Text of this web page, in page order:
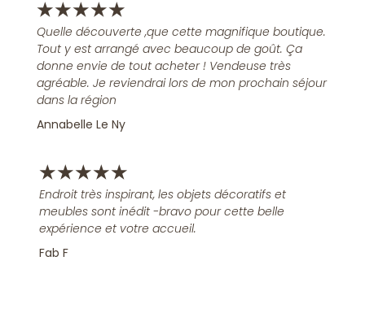
★★★★★
Quelle découverte ,que cette magnifique boutique.
Tout y est arrangé avec beaucoup de goût. Ça
donne envie de tout acheter ! Vendeuse très
agréable. Je reviendrai lors de mon prochain séjour
dans la région
Annabelle Le Ny
★★★★★
Endroit très inspirant, les objets décoratifs et
meubles sont inédit -bravo pour cette belle
expérience et votre accueil.
Fab F